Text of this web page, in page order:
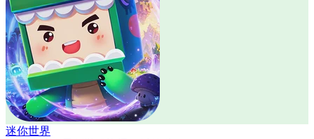
迷你世界